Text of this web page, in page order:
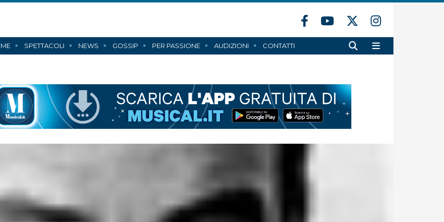
SPETTACOLI NEWS GOSSIP PER PASSIONE AUDIZIONI CONTATTI